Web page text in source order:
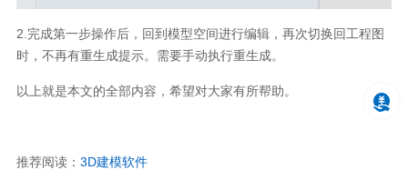
2. 完成第一步操作后，回到模型空间进行编辑，再次切换回工程图
时，不再有重生成提示。需要手动执行重生成。
以上就是本文的全部内容，希望对大家有所帮助。
推荐阅读： 3D建模软件